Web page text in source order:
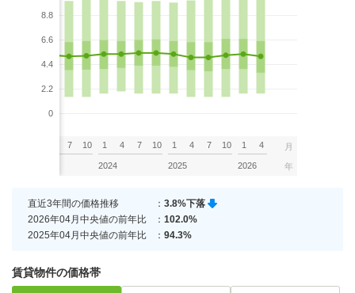
8.8
6.6
4.4
2.2
0
7 10 1 4 7 10
2024
1 4 7 10
2025
1 4
2026
月
年
直近3年間の価格推移 ： 3.8%下落
2026年04月中央値の前年比
： 102.0%
2025年04月中央値の前年比
： 94.3%
賃貸物件の価格帯